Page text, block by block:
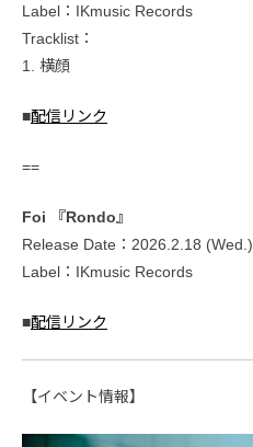
Label：IKmusic Records
Tracklist：
1. 横顔
■配信リンク
==
Foi 『Rondo』
Release Date：2026.2.18 (Wed.)
Label：IKmusic Records
■配信リンク
【イベント情報】